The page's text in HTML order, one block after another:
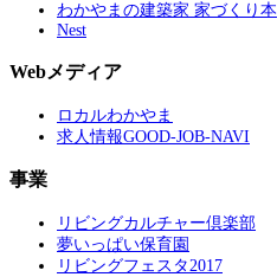
わかやまの建築家 家づくり本
Nest
Webメディア
ロカルわかやま
求人情報GOOD-JOB-NAVI
事業
リビングカルチャー倶楽部
夢いっぱい保育園
リビングフェスタ2017